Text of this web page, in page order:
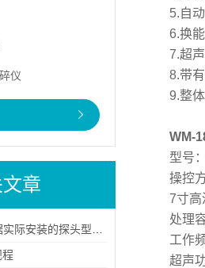
仪
章
程
5.自
6.换
7.超
8.带
9.整
WM-
型号
操控
7寸高
处理
工作
超声